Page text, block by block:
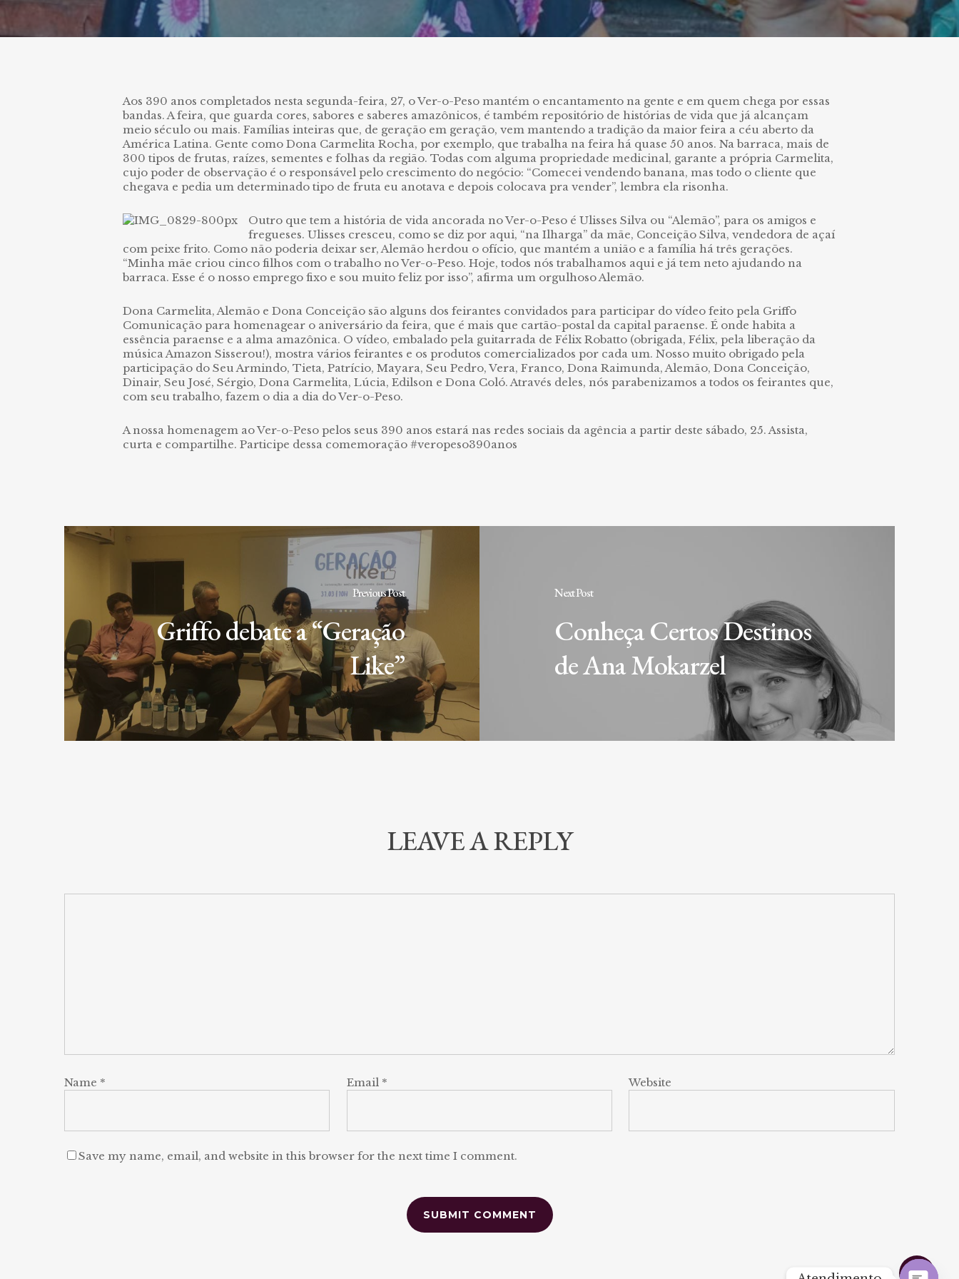
Aos 390 anos completados nesta segunda-feira, 27, o Ver-o-Peso mantém o encantamento na gente e em quem chega por essas
bandas.A feira, que guarda cores, sabores e saberes amazônicos, é também repositório de histórias de vida que já alcançam
meio século ou mais. Famílias inteiras que, de geração em geração, vem mantendo a tradição da maior feira a céu aberto da
América Latina. Gente como Dona Carmelita Rocha, por exemplo, que trabalha na feira há quase 50 anos. Na barraca, mais de
300 tipos de frutas, raízes, sementes e folhas da região. Todas com alguma propriedade medicinal, garante a própria Carmelita,
cujo poder de observação é o responsável pelo crescimento do negócio: “Comecei vendendo banana, mas todo o cliente que
chegava e pedia um determinado tipo de fruta eu anotava e depois colocava pra vender”, lembra ela risonha.
Outro que tem a história de vida ancorada no Ver-o-Peso é Ulisses Silva ou “Alemão”, para os amigos e
fregueses. Ulisses cresceu, como se diz por aqui, “na Ilharga” da mãe, Conceição Silva, vendedora de açaí
com peixe frito. Como não poderia deixar ser, Alemão herdou o ofício, que mantém a união e a família há três gerações.
“Minha mãe criou cinco filhos com o trabalho no Ver-o-Peso. Hoje, todos nós trabalhamos aqui e já tem neto ajudando na
barraca. Esse é o nosso emprego fixo e sou muito feliz por isso”, afirma um orgulhoso Alemão.
Dona Carmelita, Alemão e Dona Conceição são alguns dos feirantes convidados para participar do vídeo feito pela Griffo
Comunicação para homenagear o aniversário da feira, que é mais que cartão-postal da capital paraense. É onde habita a
essência paraense e a alma amazônica. O vídeo, embalado pela guitarrada de Félix Robatto (obrigada, Félix, pela liberação da
música Amazon Sisserou!), mostra vários feirantes e os produtos comercializados por cada um. Nosso muito obrigado pela
participação do Seu Armindo, Tieta, Patrício, Mayara, Seu Pedro, Vera, Franco, Dona Raimunda, Alemão, Dona Conceição,
Dinair, Seu José, Sérgio, Dona Carmelita, Lúcia, Edilson e Dona Coló. Através deles, nós parabenizamos a todos os feirantes que,
com seu trabalho, fazem o dia a dia do Ver-o-Peso.
A nossa homenagem ao Ver-o-Peso pelos seus 390 anos estará nas redes sociais da agência a partir deste sábado, 25. Assista,
curta e compartilhe. Participe dessa comemoração #veropeso390anos
Previous Post
Griffo debate a “Geração
Like”
Next Post
Conheça Certos Destinos
de Ana Mokarzel
LEAVE A REPLY
Name * Email * Website
Save my name, email, and website in this browser for the next time I comment.
Share